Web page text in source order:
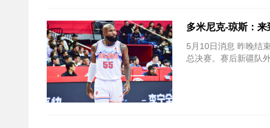
多米尼克-琼斯：
5月10日消息 昨晚结
总决赛。赛后新疆队